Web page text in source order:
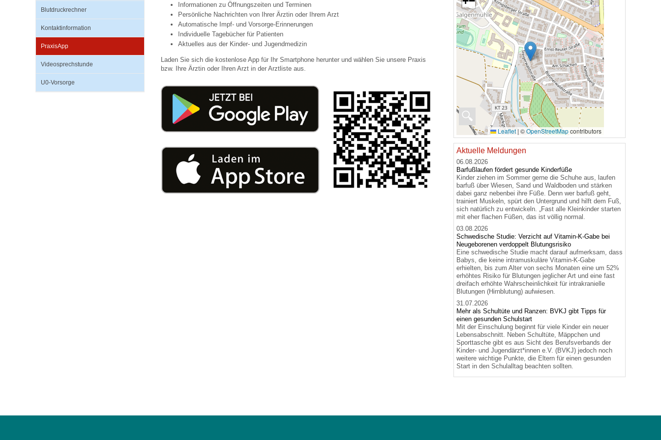
Impfsicherheit
Häufige Fragen
Recht auf Impfung
Vorsorge- und Impferinnerung
Notdienste
Empfehlungen zum Bildschirmmediengebrauch
Hörlexikon
Material zu den Vorsorgen
Entwicklungskalender
Broschüren und Informationsflyer
Familienzeit gesund gestalten
Blutdruckrechner
Kontaktinformation
PraxisApp
Videosprechstunde
U0-Vorsorge
Informationen zu Öffnungszeiten und Terminen
Persönliche Nachrichten von Ihrer Ärztin oder Ihrem Arzt
Automatische Impf- und Vorsorge-Erinnerungen
Individuelle Tagebücher für Patienten
Aktuelles aus der Kinder- und Jugendmedizin
Laden Sie sich die kostenlose App für Ihr Smartphone herunter und wählen Sie unsere Praxis
bzw. Ihre Ärztin oder Ihren Arzt in der Arztliste aus.
🔍
Leaflet | ©OpenStreetMapcontributors
Aktuelle Meldungen
06.08.2026
Barfußlaufen fördert gesunde Kinderfüße
Kinder ziehen im Sommer gerne die Schuhe aus, laufen
barfuß über Wiesen, Sand und Waldboden und stärken
dabei ganz nebenbei ihre Füße. Denn wer barfuß geht,
trainiert Muskeln, spürt den Untergrund und hilft dem Fuß,
sich natürlich zu entwickeln. „Fast alle Kleinkinder starten
mit eher flachen Füßen, das ist völlig normal.
03.08.2026
Schwedische Studie: Verzicht auf Vitamin-K-Gabe bei
Neugeborenen verdoppelt Blutungsrisiko
Eine schwedische Studie macht darauf aufmerksam, dass
Babys, die keine intramuskuläre Vitamin-K-Gabe
erhielten, bis zum Alter von sechs Monaten eine um 52%
erhöhtes Risiko für Blutungen jeglicher Art und eine fast
dreifach erhöhte Wahrscheinlichkeit für intrakranielle
Blutungen (Hirnblutung) aufwiesen.
31.07.2026
Mehr als Schultüte und Ranzen: BVKJ gibt Tipps für
einen gesunden Schulstart
Mit der Einschulung beginnt für viele Kinder ein neuer
Lebensabschnitt. Neben Schultüte, Mäppchen und
Sporttasche gibt es aus Sicht des Berufsverbands der
Kinder- und Jugendärzt*innen e.V. (BVKJ) jedoch noch
weitere wichtige Punkte, die Eltern für einen gesunden
Start in den Schulalltag beachten sollten.